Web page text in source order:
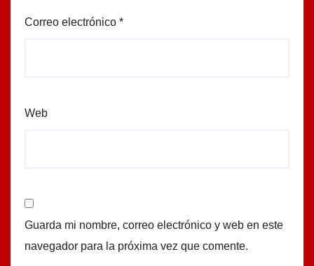
Correo electrónico *
Web
Guarda mi nombre, correo electrónico y web en este
navegador para la próxima vez que comente.